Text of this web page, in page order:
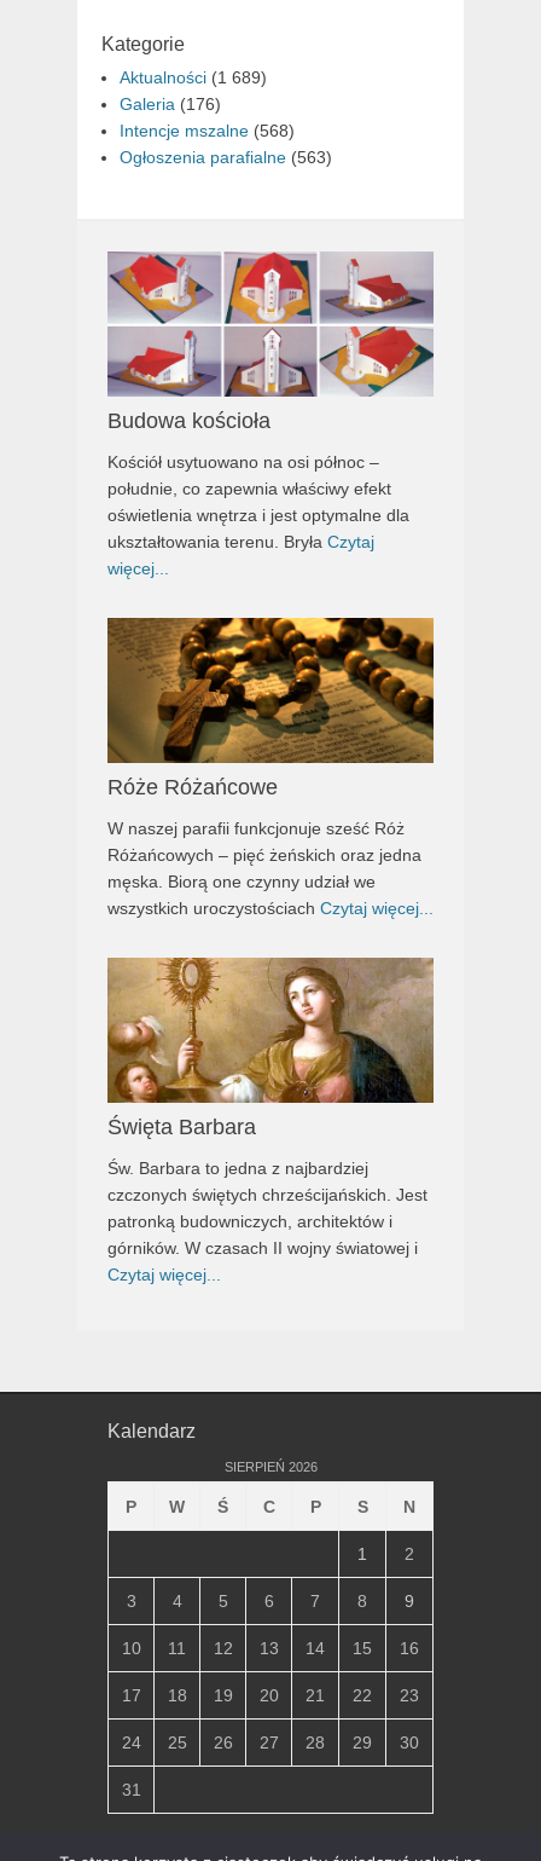
Kategorie
Aktualności (1 689)
Galeria (176)
Intencje mszalne (568)
Ogłoszenia parafialne (563)
Budowa kościoła
Kościół usytuowano na osi północ –
południe, co zapewnia właściwy efekt
oświetlenia wnętrza i jest optymalne dla
ukształtowania terenu. Bryła Czytaj
więcej...
Róże Różańcowe
W naszej parafii funkcjonuje sześć Róż
Różańcowych – pięć żeńskich oraz jedna
męska. Biorą one czynny udział we
wszystkich uroczystościach Czytaj więcej...
Święta Barbara
Św. Barbara to jedna z najbardziej
czczonych świętych chrześcijańskich. Jest
patronką budowniczych, architektów i
górników. W czasach II wojny światowej i
Czytaj więcej...
Kalendarz
SIERPIEŃ 2026
P W Ś C P S N
1 2
3 4 5 6 7 8 9
10 11 12 13 14 15 16
17 18 19 20 21 22 23
24 25 26 27 28 29 30
31